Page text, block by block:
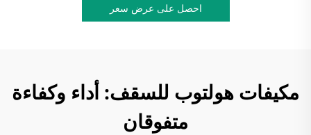
احصل على عرض سعر
مكيفات هولتوب للسقف: أداء وكفاءة
متفوقان